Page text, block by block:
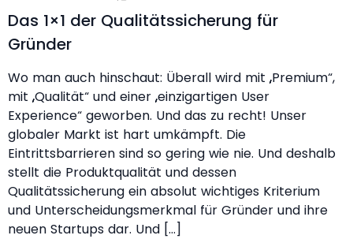
Das 1×1 der Qualitätssicherung für
Gründer
Wo man auch hinschaut: Überall wird mit „Premium“,
mit „Qualität“ und einer „einzigartigen User
Experience“ geworben. Und das zu recht! Unser
globaler Markt ist hart umkämpft. Die
Eintrittsbarrieren sind so gering wie nie. Und deshalb
stellt die Produktqualität und dessen
Qualitätssicherung ein absolut wichtiges Kriterium
und Unterscheidungsmerkmal für Gründer und ihre
neuen Startups dar. Und […]